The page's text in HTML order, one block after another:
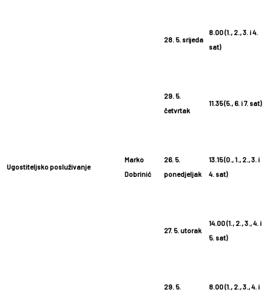
28. 5. srijeda
8.00 (1., 2., 3. i 4.
sat)
29. 5.
četvrtak
11.35 (5., 6. i 7. sat)
Ugostiteljsko posluživanje
Marko
Dobrinić
26. 5.
ponedjeljak
13.15 (0., 1., 2., 3. i
4. sat)
27. 5. utorak
14.00 (1., 2., 3., 4. i
5. sat)
29. 5. 8.00 (1., 2., 3., 4. i